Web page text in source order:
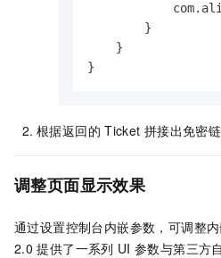
        }
    }
}
根据返回的 Ticket 拼接出免密链
调整页面显示效果
通过设置控制台内嵌参数，可调整
2.0 提供了一系列 UI 参数与第三方